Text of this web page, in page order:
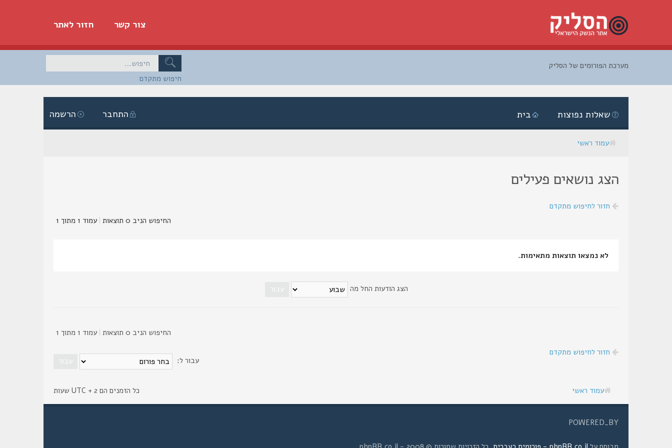
חזור לאתר צור קשר
חיפוש מתקדם
מערכת הפורומים של הסליק
הרשמה התחבר בית שאלות נפוצות
עמוד ראשי
הצג נושאים פעילים
חזור לחיפוש מתקדם
החיפוש הניב 0 תוצאות
| עמוד 1 מתוך 1
לא נמצאו תוצאות מתאימות.
הצג הודעות החל מה
החיפוש הניב 0 תוצאות | עמוד 1 מתוך 1
חזור לחיפוש מתקדם
עבור ל:
עמוד ראשי כל הזמנים הם UTC + 2 שעות
POWERED_BY